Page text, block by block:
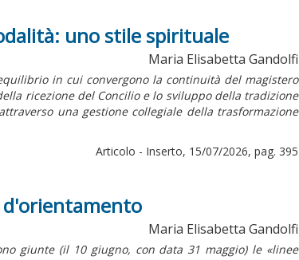
uno stile spirituale
Maria Elisabetta Gandolfi
in cui convergono la continuità del magistero
ricezione del Concilio e lo sviluppo della tradizione
una gestione collegiale della trasformazione
Articolo - Inserto, 15/07/2026, pag. 395
d'orientamento
Maria Elisabetta Gandolfi
giunte (il 10 giugno, con data 31 maggio) le «linee